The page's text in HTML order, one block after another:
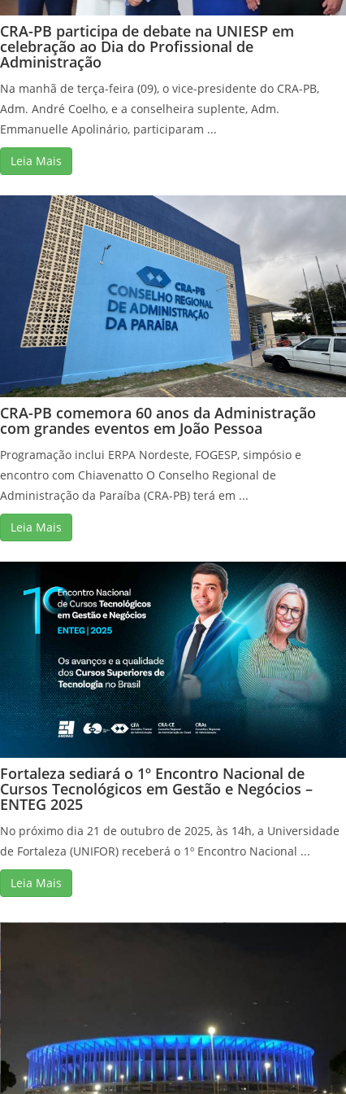
CRA-PB participa de debate na UNIESP em
celebração ao Dia do Profissional de
Administração
Na manhã de terça-feira (09), o vice-presidente do CRA-PB,
Adm. André Coelho, e a conselheira suplente, Adm.
Emmanuelle Apolinário, participaram ...
Leia Mais
CRA-PB comemora 60 anos da Administração
com grandes eventos em João Pessoa
Programação inclui ERPA Nordeste, FOGESP, simpósio e
encontro com Chiavenatto O Conselho Regional de
Administração da Paraíba (CRA-PB) terá em ...
Leia Mais
Fortaleza sediará o 1º Encontro Nacional de
Cursos Tecnológicos em Gestão e Negócios –
ENTEG 2025
No próximo dia 21 de outubro de 2025, às 14h, a Universidade
de Fortaleza (UNIFOR) receberá o 1º Encontro Nacional ...
Leia Mais